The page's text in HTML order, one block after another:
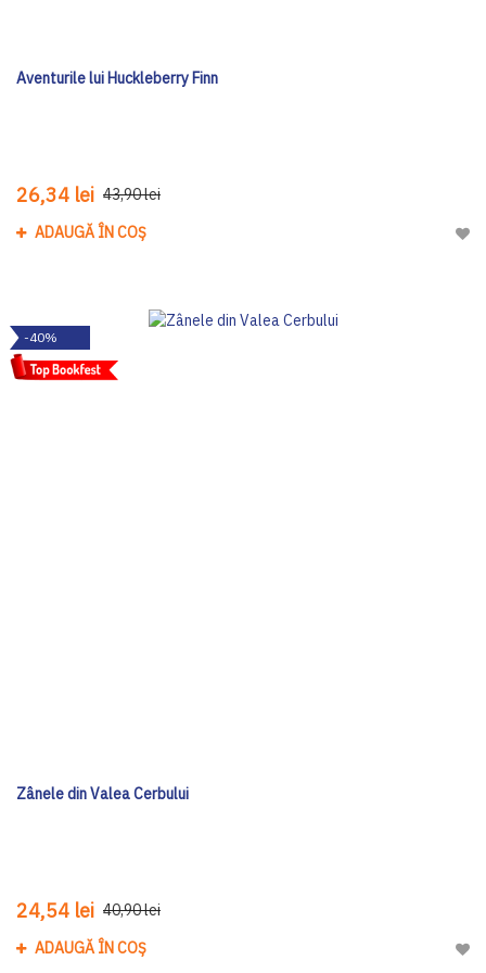
Aventurile lui Huckleberry Finn
26,34 lei 43,90 lei
ADAUGĂ ÎN COȘ
-40%
Zânele din Valea Cerbului
24,54 lei 40,90 lei
ADAUGĂ ÎN COȘ